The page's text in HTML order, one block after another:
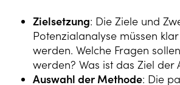
Zielsetzung: Die Ziele und
Potenzialanalyse müssen
werden. Welche Fragen
werden? Was ist das Ziel der
Auswahl der Methode: Die